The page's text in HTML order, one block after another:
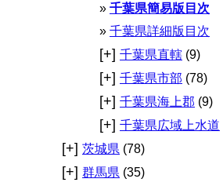
千葉県簡易版目次
千葉県詳細版目次
[+] 千葉県直轄 (9)
[+] 千葉県市部 (78)
[+] 千葉県海上郡 (9)
[+] 千葉県広域上水道
[+] 茨城県 (78)
[+] 群馬県 (35)